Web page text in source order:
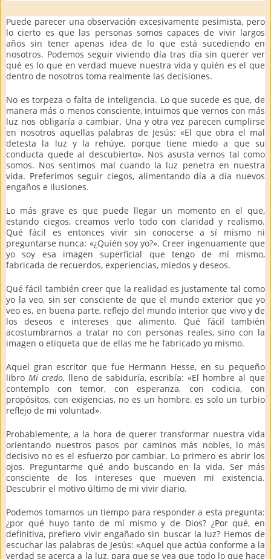
Puede parecer una observación excesivamente pesimista, pero
lo cierto es que las personas somos capaces de vivir largos
años sin tener apenas idea de lo que está sucediendo en
nosotros. Podemos seguir viviendo día tras día sin querer ver
qué es lo que en verdad mueve nuestra vida y quién es el que
dentro de nosotros toma realmente las decisiones.
No es torpeza o falta de inteligencia. Lo que sucede es que, de
manera más o menos consciente, intuimos que vernos con más
luz nos obligaría a cambiar. Una y otra vez parecen cumplirse
en nosotros aquellas palabras de Jesús: «El que obra el mal
detesta la luz y la rehúye, porque tiene miedo a que su
conducta quede al descubierto». Nos asusta vernos tal como
somos. Nos sentimos mal cuando la luz penetra en nuestra
vida. Preferimos seguir ciegos, alimentando día a día nuevos
engaños e ilusiones.
Lo más grave es que puede llegar un momento en el que,
estando ciegos, creamos verlo todo con claridad y realismo.
Qué fácil es entonces vivir sin conocerse a sí mismo ni
preguntarse nunca: «¿Quién soy yo?». Creer ingenuamente que
yo soy esa imagen superficial que tengo de mí mismo,
fabricada de recuerdos, experiencias, miedos y deseos.
Qué fácil también creer que la realidad es justamente tal como
yo la veo, sin ser consciente de que el mundo exterior que yo
veo es, en buena parte, reflejo del mundo interior que vivo y de
los deseos e intereses que alimento. Qué fácil también
acostumbrarnos a tratar no con personas reales, sino con la
imagen o etiqueta que de ellas me he fabricado yo mismo.
Aquel gran escritor que fue Hermann Hesse, en su pequeño
libro Mi credo, lleno de sabiduría, escribía: «El hombre al que
contemplo con temor, con esperanza, con codicia, con
propósitos, con exigencias, no es un hombre, es solo un turbio
reflejo de mi voluntad».
Probablemente, a la hora de querer transformar nuestra vida
orientando nuestros pasos por caminos más nobles, lo más
decisivo no es el esfuerzo por cambiar. Lo primero es abrir los
ojos. Preguntarme qué ando buscando en la vida. Ser más
consciente de los intereses que mueven mi existencia.
Descubrir el motivo último de mi vivir diario.
Podemos tomarnos un tiempo para responder a esta pregunta:
¿por qué huyo tanto de mí mismo y de Dios? ¿Por qué, en
definitiva, prefiero vivir engañado sin buscar la luz? Hemos de
escuchar las palabras de Jesús: «Aquel que actúa conforme a la
verdad se acerca a la luz, para que se vea que todo lo que hace